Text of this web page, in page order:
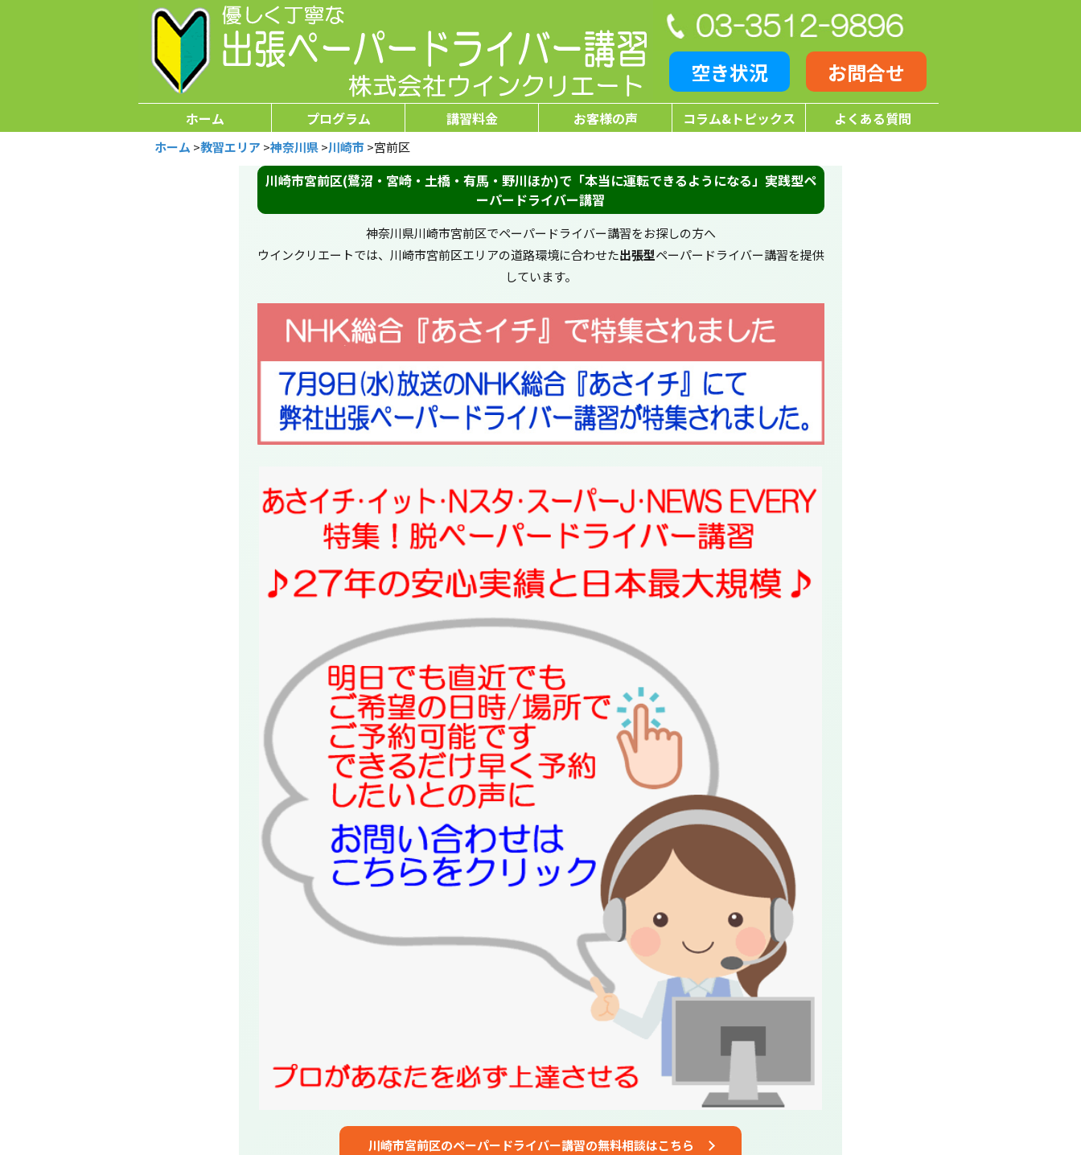
空き状況 お問合せ
ホーム プログラム 講習料金 お客様の声 コラム&トピックス よくある質問
ホーム >教習エリア >神奈川県>川崎市 >宮前区
川崎市宮前区(鷺沼・宮崎・土橋・有馬・野川ほか)で「本当に運転できるようになる」実践型ペ
ーパードライバー講習
神奈川県川崎市宮前区でペーパードライバー講習をお探しの方へ
ウインクリエートでは、川崎市宮前区エリアの道路環境に合わせた出張型ペーパードライバー講習を提供
しています。
川崎市宮前区のペーパードライバー講習の無料相談はこちら